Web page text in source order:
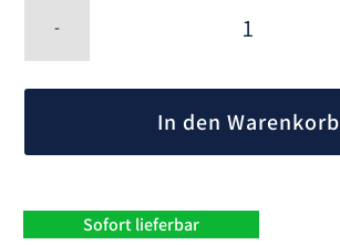
-
Francs
Republik
Tschad
Menge
In den Warenkorb
Sofort lieferbar